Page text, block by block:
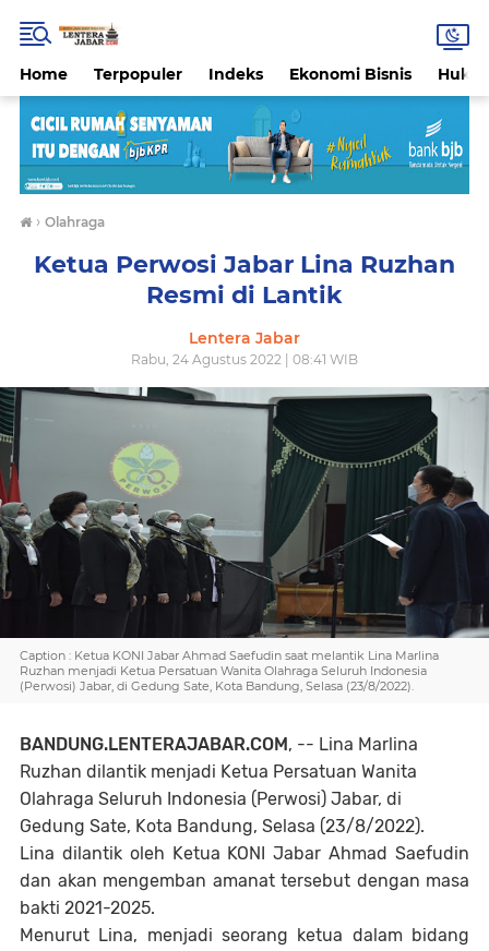
Home Terpopuler Indeks Ekonomi Bisnis
› Olahraga
Ketua Perwosi Jabar Lina Ruzhan
Resmi di Lantik
Lentera Jabar
Rabu, 24 Agustus 2022 | 08:41 WIB
Caption : Ketua KONI Jabar Ahmad Saefudin saat melantik Lina Marlina
Ruzhan menjadi Ketua Persatuan Wanita Olahraga Seluruh Indonesia
(Perwosi) Jabar, di Gedung Sate, Kota Bandung, Selasa (23/8/2022).
BANDUNG.LENTERAJABAR.COM, -- Lina Marlina
Ruzhan dilantik menjadi Ketua Persatuan Wanita
Olahraga Seluruh Indonesia (Perwosi) Jabar, di
Gedung Sate, Kota Bandung, Selasa (23/8/2022).
Lina dilantik oleh Ketua KONI Jabar Ahmad Saefudin
dan akan mengemban amanat tersebut dengan masa
bakti 2021-2025.
Menurut Lina, menjadi seorang ketua dalam bidang